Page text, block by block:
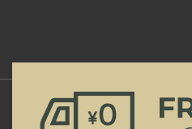
新規会員登録